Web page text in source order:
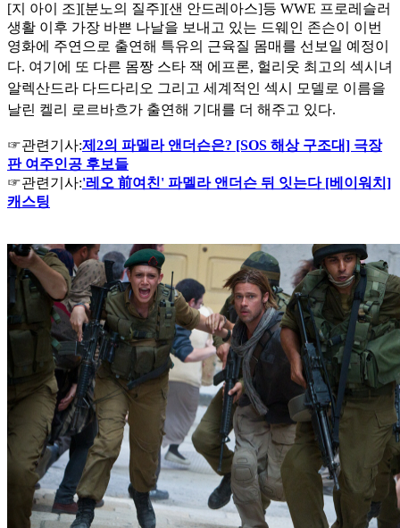
[지 아이 조][분노의 질주][샌 안드레아스]등 WWE 프로레슬러
생활 이후 가장 바쁜 나날을 보내고 있는 드웨인 존슨이 이번
영화에 주연으로 출연해 특유의 근육질 몸매를 선보일 예정이
다. 여기에 또 다른 몸짱 스타 잭 에프론, 헐리웃 최고의 섹시녀
알렉산드라 다드다리오 그리고 세계적인 섹시 모델로 이름을
날린 켈리 로르바흐가 출연해 기대를 더 해주고 있다.
☞관련기사:제2의 파멜라 앤더슨은? [SOS 해상 구조대] 극장
판 여주인공 후보들
☞관련기사:'레오 前여친' 파멜라 앤더슨 뒤 잇는다 [베이워치]
캐스팅